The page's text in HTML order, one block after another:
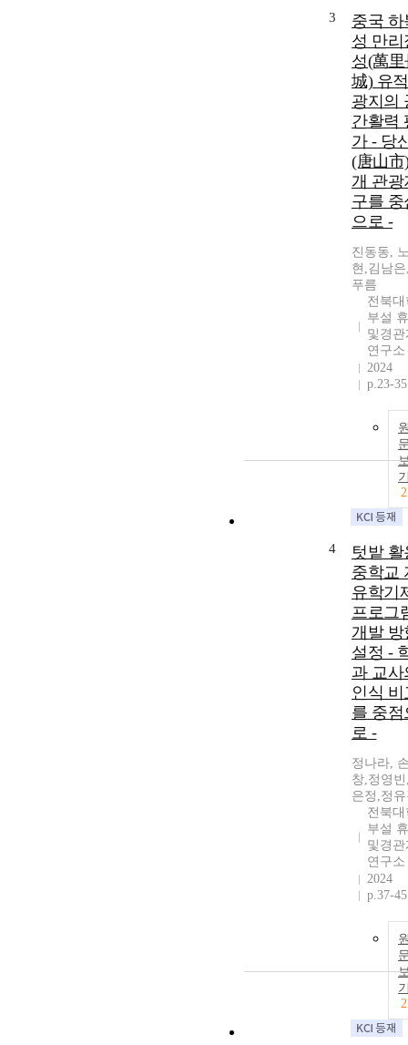
3
중국 하
성 만리
성(萬⾥
城) 유
광지의
간활력
가 - 당
(唐⼭市
개 관광
구를 중
으로 -
진동동,
현,김남
푸름
전북
부설
및경
연구소
2024
p.23-35
2
4
텃밭 활
중학교
유학기
프로그
개발 방
설정 -
과 교사
인식 비
를 중점
로 -
정나라,
창,정영
은정,정
전북
부설
및경
연구소
2024
p.37-45
2